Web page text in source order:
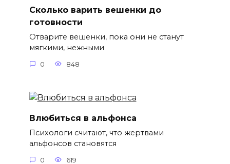
Сколько варить вешенки до
готовности
Отварите вешенки, пока они не станут
мягкими, нежными
0 848
Влюбиться в альфонса
Психологи считают, что жертвами
альфонсов становятся
0 619